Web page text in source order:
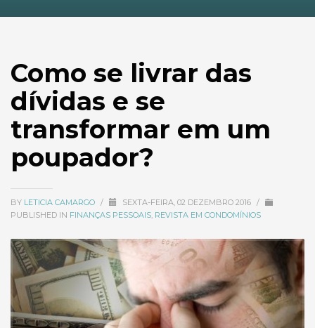
Como se livrar das
dívidas e se
transformar em um
poupador?
BY LETICIA CAMARGO / SEXTA-FEIRA, 02 DEZEMBRO 2016 /
PUBLISHED IN FINANÇAS PESSOAIS REVISTA EM CONDOMÍNIOS